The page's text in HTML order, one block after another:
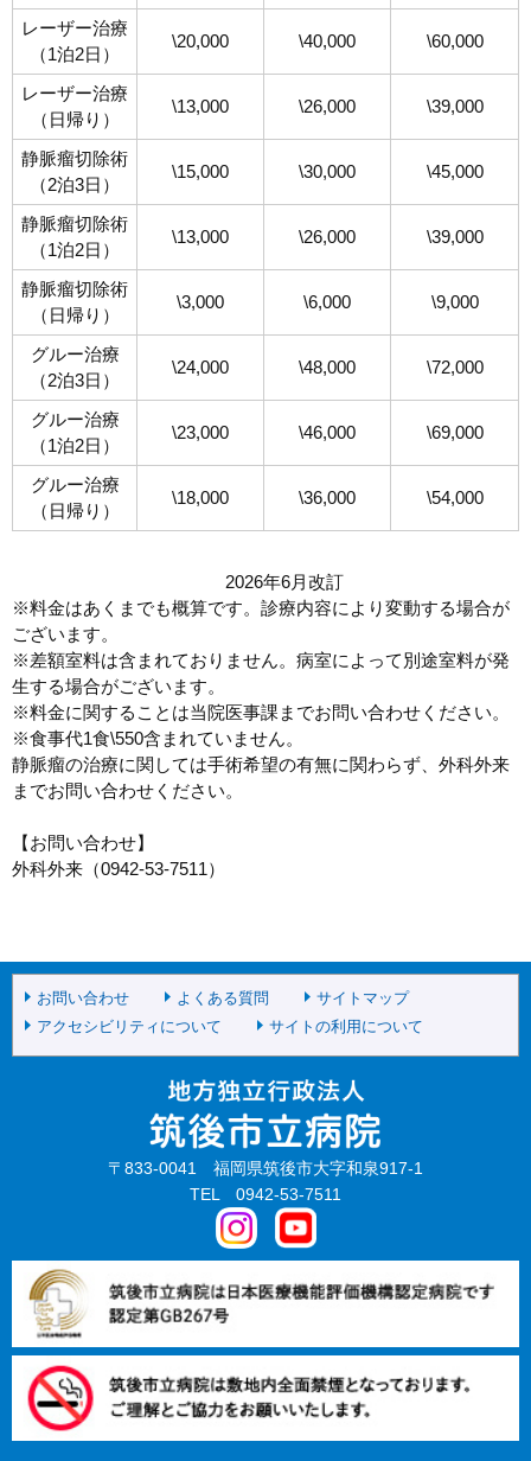
レーザー治療
（1泊2日）
\20,000 \40,000 \60,000
レーザー治療
（日帰り）
\13,000 \26,000 \39,000
静脈瘤切除術
（2泊3日）
\15,000 \30,000 \45,000
静脈瘤切除術
（1泊2日）
\13,000 \26,000 \39,000
静脈瘤切除術
（日帰り）
\3,000 \6,000 \9,000
グルー治療
（2泊3日）
\24,000 \48,000 \72,000
グルー治療
（1泊2日）
\23,000 \46,000 \69,000
グルー治療
（日帰り）
\18,000 \36,000 \54,000
2026年6月改訂
※料金はあくまでも概算です。診療内容により変動する場合が
ございます。
※差額室料は含まれておりません。病室によって別途室料が発
生する場合がございます。
※料金に関することは当院医事課までお問い合わせください。
※食事代1食\550含まれていません。
静脈瘤の治療に関しては手術希望の有無に関わらず、外科外来
までお問い合わせください。
【お問い合わせ】
外科外来（0942-53-7511）
お問い合わせ よくある質問
サイトマップ
アクセシビリティについて
サイトの利用について
〒833-0041 福岡県筑後市大字和泉917-1
TEL 0942-53-7511